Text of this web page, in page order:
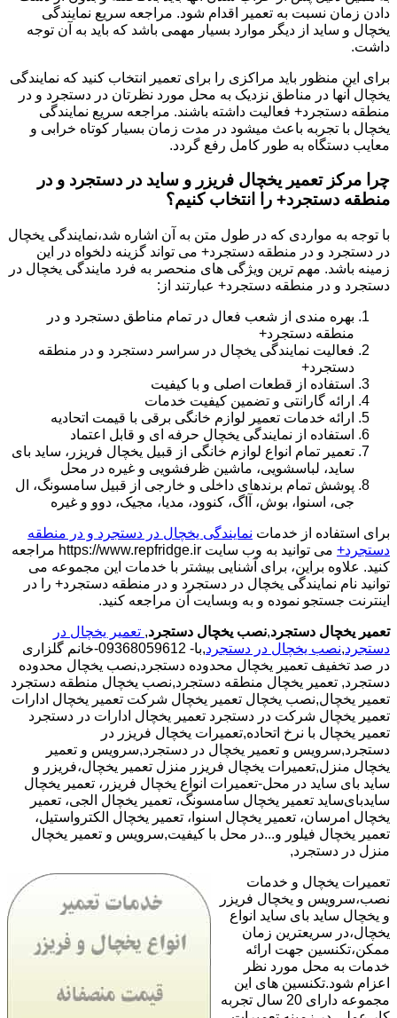
دادن زمان نسبت به تعمیر اقدام شود. مراجعه سریع نمایندگی
یخچال و ساید از دیگر موارد بسیار مهمی باشد که باید به آن توجه
داشت.
برای این منظور باید مراکزی را برای تعمیر انتخاب کنید که نمایندگی
یخچال آنها در مناطق نزدیک به محل مورد نظرتان در دستجرد و در
منطقه دستجرد+ فعالیت داشته باشند. مراجعه سریع نمایندگی
یخچال با تجربه باعث میشود در مدت زمان بسیار کوتاه خرابی و
معایب دستگاه به طور کامل رفع گردد.
چرا مرکز تعمیر یخچال فریزر و ساید در دستجرد و در
منطقه دستجرد+ را انتخاب کنیم؟
با توجه به مواردی که در طول متن به آن اشاره شد،نمایندگی یخچال
در دستجرد و در منطقه دستجرد+ می تواند گزینه دلخواه در این
زمینه باشد. مهم ترین ویژگی های منحصر به فرد مایندگی یخچال در
دستجرد و در منطقه دستجرد+ عبارتند از:
بهره مندی از شعب فعال در تمام مناطق دستجرد و در
منطقه دستجرد+
فعالیت نمایندگی یخچال در سراسر دستجرد و در منطقه
دستجرد+
استفاده از قطعات اصلی و با کیفیت
ارائه گارانتی و تضمین کیفیت خدمات
ارائه خدمات تعمیر لوازم خانگی برقی با قیمت اتحادیه
استفاده از نمایندگی یخچال حرفه ای و قابل اعتماد
تعمیر تمام انواع لوازم خانگی از قبیل یخچال فریزر، ساید بای
ساید، لباسشویی، ماشین ظرفشویی و غیره در محل
پوشش تمام برندهای داخلی و خارجی از قبیل سامسونگ، ال
جی، اسنوا، بوش، آاگ، کنوود، مدیا، مجیک، دوو و غیره
برای استفاده از خدمات نمایندگی یخچال در دستجرد و در منطقه
دستجرد+
می توانید به وب سایت https://www.repfridge.ir مراجعه
کنید. علاوه براین، برای آشنایی بیشتر با خدمات این مجموعه می
توانید نام نمایندگی یخچال در دستجرد و در منطقه دستجرد+ را در
اینترنت جستجو نموده و به وبسایت آن مراجعه کنید.
تعمیر یخچال دستجرد,نصب یخچال دستجرد, تعمیر یخچال در
دستجرد,نصب یخچال در دستجرد
,با- 09368059612-خانم گلزاری
در صد تخفیف تعمیر یخچال محدوده دستجرد,نصب یخچال محدوده
دستجرد, تعمیر یخچال منطقه دستجرد,نصب یخچال منطقه دستجرد
تعمیر یخچال,نصب یخچال تعمیر یخچال شرکت تعمیر یخچال ادارات
تعمیر یخچال شرکت در دستجرد تعمیر یخچال ادارات در دستجرد
تعمیر یخچال با نرخ اتحاده,تعمیرات یخچال فریزر در
دستجرد,سرویس و تعمیر یخچال در دستجرد,سرویس و تعمیر
یخچال منزل,تعمیرات یخچال فریزر منزل تعمیر یخچال،فریزر و
ساید بای ساید در محل-تعمیرات انواع یخچال فریزر، تعمیر یخچال
سایدبای‌ساید تعمیر یخچال سامسونگ، تعمیر یخچال الجی، تعمیر
یخچال امرسان، تعمیر یخچال اسنوا، تعمیر یخچال الکترواستیل،
تعمیر یخچال فیلور و...در محل با کیفیت,سرویس و تعمیر یخچال
منزل در دستجرد,
تعمیرات یخچال و خدمات
نصب،سرویس و یخچال فریزر
و یخچال ساید بای ساید انواع
یخچال،در سریعترین زمان
ممکن،تکنسین جهت ارائه
خدمات به محل مورد نظر
اعزام شود.تکنسین های این
مجموعه دارای 20 سال تجربه